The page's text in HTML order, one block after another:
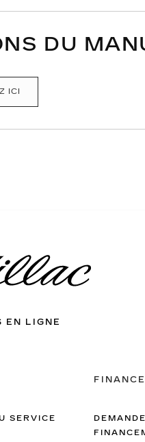
DU
ICI
EN LIGNE
SERVICE